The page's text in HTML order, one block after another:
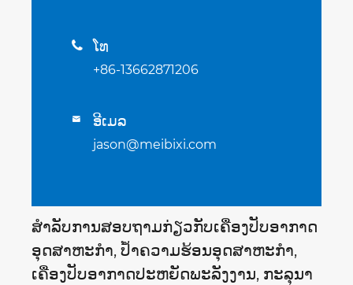
 ໂທ
+86-13662871206
 ອີເມລ
jason@meibixi.com
ສໍາ​ລັບ​ການ​ສອບ​ຖາມ​ກ່ຽວ​ກັບ​ເຄື່ອງ​ປັບ​ອາ​ກາດ​
ອຸດ​ສາ​ຫະ​ກໍາ​, ປ້ຳ​ຄວາມ​ຮ້ອນ​ອຸດ​ສາ​ຫະ​ກໍາ​,
ເຄື່ອງ​ປັບ​ອາ​ກາດ​ປະ​ຫຍັດ​ພະ​ລັງ​ງານ​, ກະ​ລຸ​ນາ​